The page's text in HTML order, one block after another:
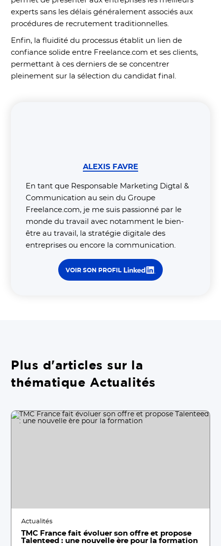
experts sans les délais généralement associés aux
procédures de recrutement traditionnelles.
Enfin, la fluidité du processus établit un lien de
confiance solide entre Freelance.com et ses clients,
permettant à ces derniers de se concentrer
pleinement sur la sélection du candidat final.
ALEXIS FAVRE
En tant que Responsable Marketing Digtal &
Communication au sein du Groupe
Freelance.com, je me suis passionné par le
monde du travail avec notamment le bien-
être au travail, la stratégie digitale des
entreprises ou encore la communication.
VOIR SON PROFIL
Plus d'articles sur la
thématique Actualités
Actualités
TMC France fait évoluer son offre et propose
Talenteed : une nouvelle ère pour la formation